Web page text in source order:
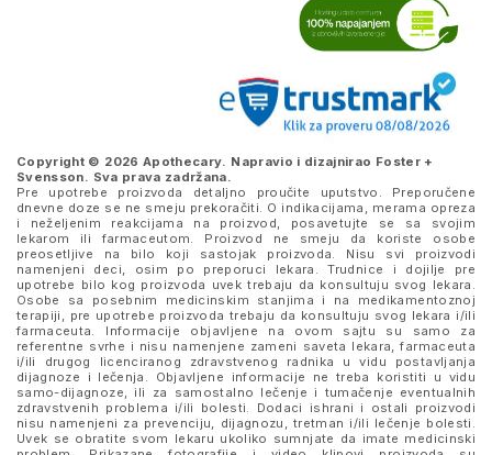
Copyright © 2026 Apothecary. Napravio i dizajnirao Foster +
Svensson. Sva prava zadržana.
Pre upotrebe proizvoda detaljno proučite uputstvo. Preporučene
dnevne doze se ne smeju prekoračiti. O indikacijama, merama opreza
i neželjenim reakcijama na proizvod, posavetujte se sa svojim
lekarom ili farmaceutom. Proizvod ne smeju da koriste osobe
preosetljive na bilo koji sastojak proizvoda. Nisu svi proizvodi
namenjeni deci, osim po preporuci lekara. Trudnice i dojilje pre
upotrebe bilo kog proizvoda uvek trebaju da konsultuju svog lekara.
Osobe sa posebnim medicinskim stanjima i na medikamentoznoj
terapiji, pre upotrebe proizvoda trebaju da konsultuju svog lekara i/ili
farmaceuta. Informacije objavljene na ovom sajtu su samo za
referentne svrhe i nisu namenjene zameni saveta lekara, farmaceuta
i/ili drugog licenciranog zdravstvenog radnika u vidu postavljanja
dijagnoze i lečenja. Objavljene informacije ne treba koristiti u vidu
samo-dijagnoze, ili za samostalno lečenje i tumačenje eventualnih
zdravstvenih problema i/ili bolesti. Dodaci ishrani i ostali proizvodi
nisu namenjeni za prevenciju, dijagnozu, tretman i/ili lečenje bolesti.
Uvek se obratite svom lekaru ukoliko sumnjate da imate medicinski